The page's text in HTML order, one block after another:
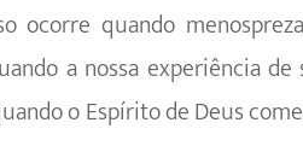
quando
a nossa experiência
o Espírito de Deus